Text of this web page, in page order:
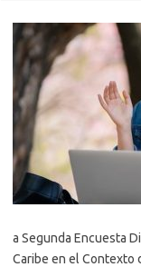
a Segunda Encuesta
Caribe en el Contexto